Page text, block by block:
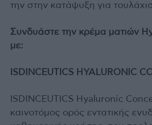
την στην κατάψυξη για
Συνδυάστε την κρέμα ματιών
με:
ISDINCEUTICS HYALURONIC
ISDINCEUTICS Hyaluronic
καινοτόμος ορός εντατικής